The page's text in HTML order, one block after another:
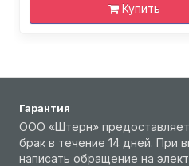
Купить
Гарантия
ООО «Штерн»
брак в течение 14 дней. При
написать обращение на